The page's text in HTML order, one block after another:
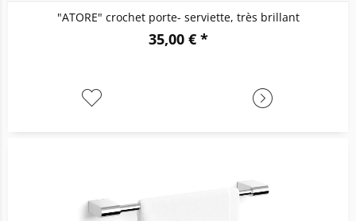
"ATORE" crochet porte- serviette, très brillant
35,00 € *